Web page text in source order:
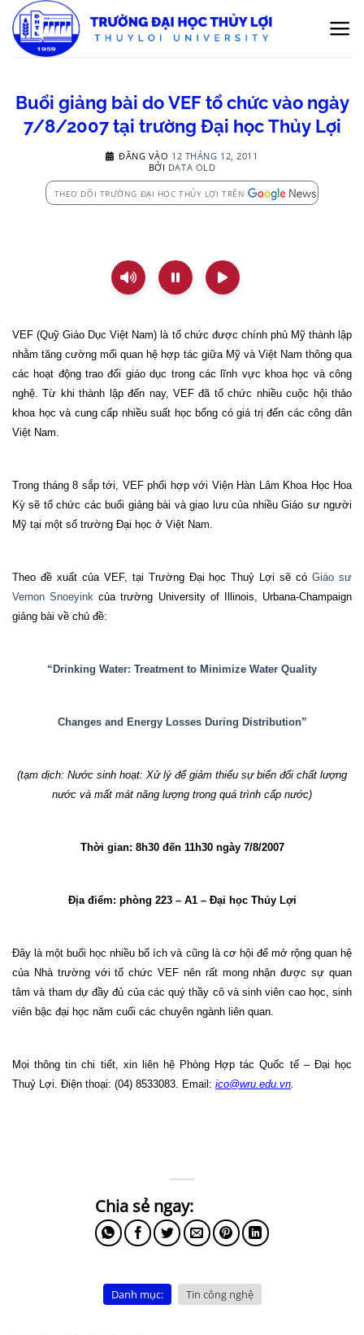
qua
nội
Buổi giảng bài do VEF tổ chức vào ngày
7/8/2007 tại trường Đại học Thủy Lợi
ĐĂNG VÀO 12 THÁNG 12, 2011
BỞI DATA OLD
THEO DÕI TRƯỜNG ĐẠI HỌC THỦY LỢI TRÊN
VEF (Quỹ Giáo Dục Việt Nam) là tổ chức được chính phủ Mỹ thành lập
nhằm tăng cường mối quan hệ hợp tác giữa Mỹ và Việt Nam thông qua
các hoạt động trao đổi giáo dục trong các lĩnh vực khoa học và công
nghệ. Từ khi thành lập đến nay, VEF đã tổ chức nhiều cuộc hội thảo
khoa học và cung cấp nhiều suất học bổng có giá trị đến các công dân
Việt Nam
Trong tháng 8 sắp tới, VEF phối hợp với Viện Hàn Lâm Khoa Học Hoa
Kỳ sẽ tổ chức các buổi giảng bài và giao lưu của nhiều Giáo sư người
Mỹ tại một số trường Đại học ở Việt Nam.
Theo đề xuất của VEF, tại Trường Đại học Thuỷ Lợi sẽ cóGiáo sư
Vernon Snoeyink của trường University of Illinois, Urbana-Champaign
giảng bài về chủ đề:
“Drinking Water: Treatment to Minimize Water Quality
Changes and Energy Losses During Distribution”
(tạm dịch: Nước sinh hoạt: Xử lý để giảm thiểu sự biến đổi chất lượng
nước và mất mát năng lượng trong quá trình cấp nước)
Thời gian: 8h30 đến 11h30 ngày 7/8/2007
Địa điểm: phòng 223 – A1 – Đại học Thủy Lợi
Đây là một buổi học nhiều bổ ích và cũng là cơ hội để mở rộng quan hệ
của Nhà trường với tổ chức VEF nên rất mong nhận được sự quan
tâm và tham dự đầy đủ của các quý thầy cô và sinh viên cao học, sinh
viên bậc đại học năm cuối các chuyên ngành liên quan.
Mọi thông tin chi tiết, xin liên hệ Phòng Hợp tác Quốc tế – Đại học
Thuỷ Lợi. Điện thoại: (04) 8533083. Email: ico@wru.edu.vn
Danh mục: Tin công nghệ